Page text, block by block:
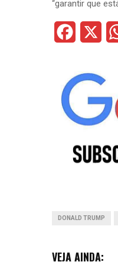
“garantir que
c
b
o
DONALD TRUMP
VEJA AINDA: